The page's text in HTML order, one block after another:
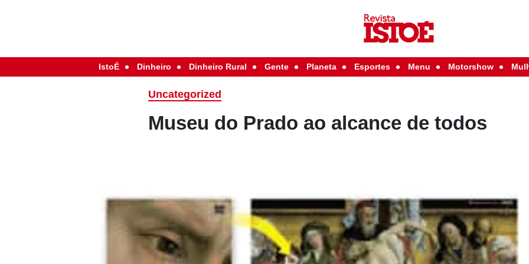
IstoÉ Dinheiro Dinheiro Rural Gente Planeta Esportes Menu Motorshow
Uncategorized
Museu do Prado ao alcance de todos